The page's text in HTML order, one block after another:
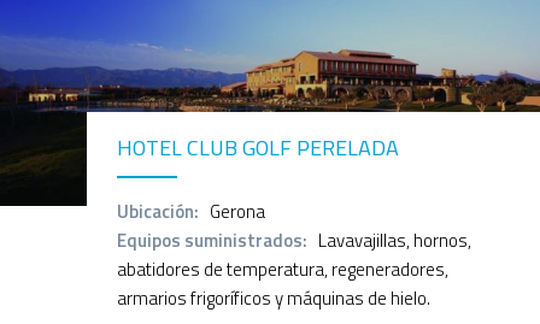
HOTEL CLUB GOLF PERELADA
Ubicación: Gerona
Equipos suministrados: Lavavajillas, hornos,
abatidores de temperatura, regeneradores,
armarios frigoríficos y máquinas de hielo.